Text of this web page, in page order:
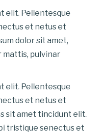
elit. Pellentesque
et netus et
dolor sit amet,
pulvinar
elit. Pellentesque
et netus et
sit amet tincidunt elit.
tristique senectus et